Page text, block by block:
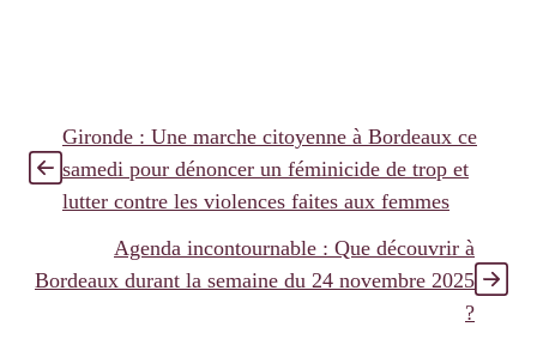
Gironde : Une marche citoyenne à Bordeaux ce
samedi pour dénoncer un féminicide de trop et
lutter contre les violences faites aux femmes
Agenda incontournable : Que découvrir à
Bordeaux durant la semaine du 24 novembre 2025
?